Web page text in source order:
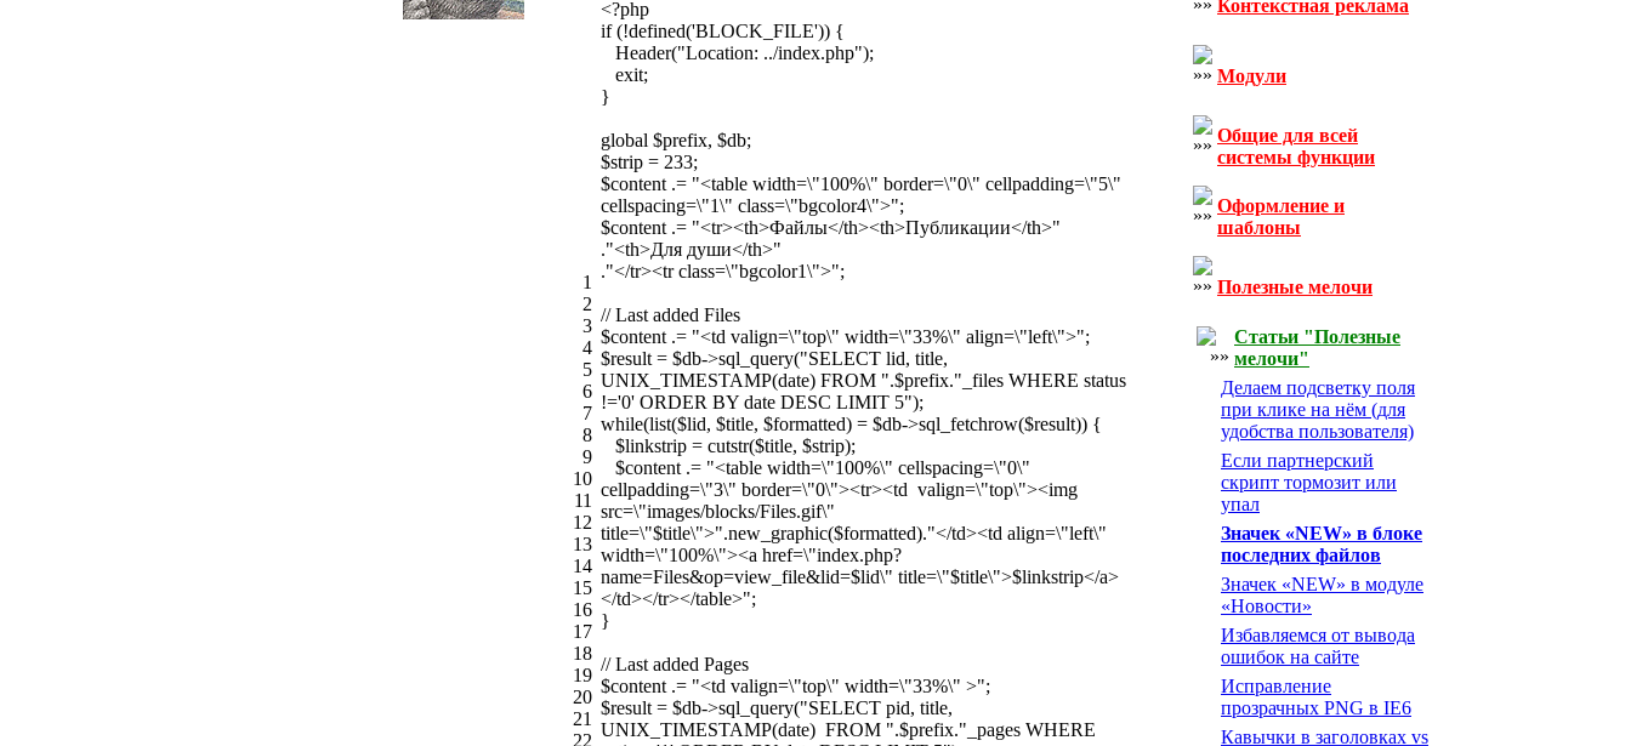
1
2
3
4
5
6
7
8
9
10
11
12
13
14
15
16
17
18
19
20
21
22
<?php
if (!defined('BLOCK_FILE')) {
Header("Location: ../index.php");
exit;
}
global $prefix, $db;
$strip = 233;
$content .= "<table width=\"100%\" border=\"0\" cellpadding=\"5\"
cellspacing=\"1\" class=\"bgcolor4\">";
$content .= "<tr><th>Файлы</th><th>Публикации</th>"
."<th>Для души</th>"
."</tr><tr class=\"bgcolor1\">";
// Last added Files
$content .= "<td valign=\"top\" width=\"33%\" align=\"left\">";
$result = $db->sql_query("SELECT lid, title,
UNIX_TIMESTAMP(date) FROM ".$prefix."_files WHERE status
!='0' ORDER BY date DESC LIMIT 5");
while(list($lid, $title, $formatted) = $db->sql_fetchrow($result)) {
$linkstrip = cutstr($title, $strip);
$content .= "<table width=\"100%\" cellspacing=\"0\"
cellpadding=\"3\" border=\"0\"><tr><td valign=\"top\"><img
src=\"images/blocks/Files.gif\"
title=\"$title\">".new_graphic($formatted)."</td><td align=\"left\"
width=\"100%\"><a href=\"index.php?
name=Files&op=view_file&lid=$lid\" title=\"$title\">$linkstrip</a>
</td></tr></table>";
}
// Last added Pages
$content .= "<td valign=\"top\" width=\"33%\" >";
$result = $db->sql_query("SELECT pid, title,
UNIX_TIMESTAMP(date) FROM ".$prefix."_pages WHERE
Контекстная реклама
Модули
Общие для всей
системы функции
Оформление и
шаблоны
Полезные мелочи
Статьи "Полезные
мелочи"
Делаем подсветку поля
при клике на нём (для
удобства пользователя)
Если партнерский
скрипт тормозит или
упал
Значек «NEW» в блоке
последних файлов
Значек «NEW» в модуле
«Новости»
Избавляемся от вывода
ошибок на сайте
Исправление
прозрачных PNG в IE6
Кавычки в заголовках vs